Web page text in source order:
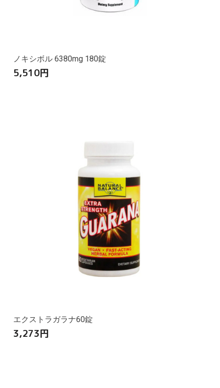
ノキシボル 6380mg 180錠
5,510円
エクストラガラナ60錠
3,273円